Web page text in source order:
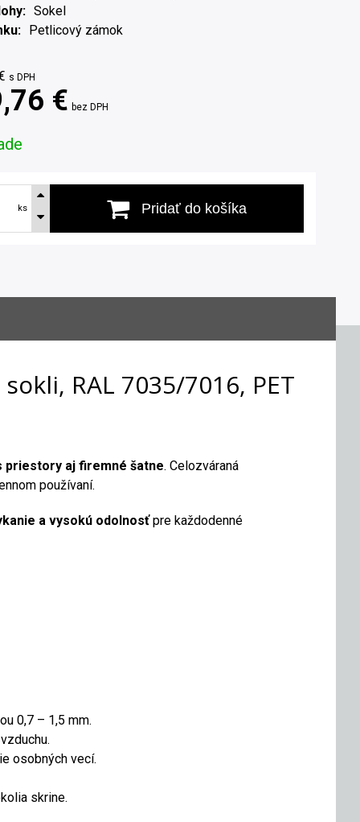
Sokel
Petlicový zámok
s DPH
€ bez DPH
ks Pridať do košíka
RAL 7035/7016, PET
priestory aj firemné šatne. Celozváraná
používaní.
a vysokú odolnosťpre každodenné
0,7 – 1,5 mm.
osobných vecí.
skrine.